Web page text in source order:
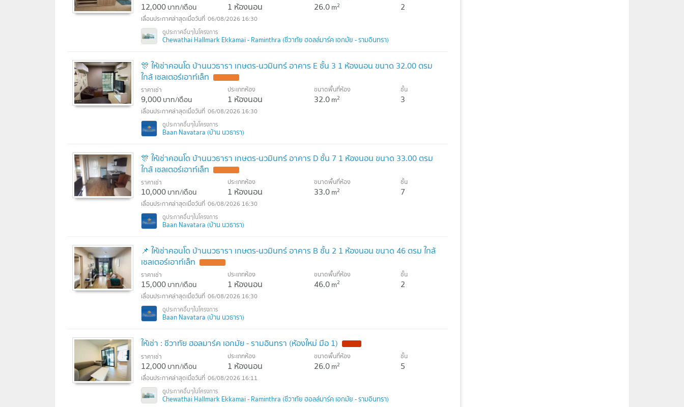
12,000บาท/เดือน 1 ห้องนอน 26.0m2 2
06/08/2026 16:30
Chewathai Hallmark Ekkamai - Raminthra (ชีวาทัย ฮอลล์มาร์ค เอกมัย - รามอินทรา)
🎊 ให้เช่าคอนโด บ้านนวธารา เกษตร-นวมินทร์ อาคาร E ชั้น 3 1 ห้องนอน ขนาด 32.00 ตรม
ใกล้ เชลเตอร์เอาท์เล็ท
ราคาเช่า
9,000บาท/เดือน
ประเภทห้อง
1 ห้องนอน
ขนาดพื้นที่ห้อง
32.0m2
ชั้น
3
06/08/2026 16:30
Baan Navatara (บ้าน นวธารา)
🎊 ให้เช่าคอนโด บ้านนวธารา เกษตร-นวมินทร์ อาคาร D ชั้น 7 1 ห้องนอน ขนาด 33.00 ตรม
ใกล้ เชลเตอร์เอาท์เล็ท
ราคาเช่า
10,000บาท/เดือน
ประเภทห้อง
1 ห้องนอน
ขนาดพื้นที่ห้อง
33.0m2
ชั้น
7
06/08/2026 16:30
Baan Navatara (บ้าน นวธารา)
📌 ให้เช่าคอนโด บ้านนวธารา เกษตร-นวมินทร์ อาคาร B ชั้น 2 1 ห้องนอน ขนาด 46 ตรม ใกล้
เชลเตอร์เอาท์เล็ท
ราคาเช่า
15,000บาท/เดือน
ประเภทห้อง
1 ห้องนอน
ขนาดพื้นที่ห้อง
46.0m2
ชั้น
2
06/08/2026 16:30
Baan Navatara (บ้าน นวธารา)
ให้เช่า : ชีวาทัย ฮอลมาร์ค เอกมัย - รามอินทรา (ห้องใหม่ มือ 1)
ราคาเช่า
12,000บาท/เดือน
ประเภทห้อง
1 ห้องนอน
ขนาดพื้นที่ห้อง
26.0m2
ชั้น
5
06/08/2026 16:11
Chewathai Hallmark Ekkamai - Raminthra (ชีวาทัย ฮอลล์มาร์ค เอกมัย - รามอินทรา)